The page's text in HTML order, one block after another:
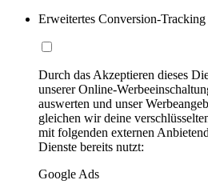
Erweitertes Conversion-Tracking
Durch das Akzeptieren dieses
unserer Online-
auswerten und unser
gleichen wir deine
mit folgenden externen
Dienste bereits nutzt:
Google Ads